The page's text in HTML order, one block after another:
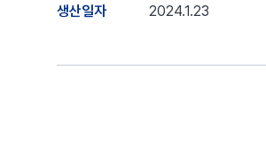
생산일자 2024.1.23